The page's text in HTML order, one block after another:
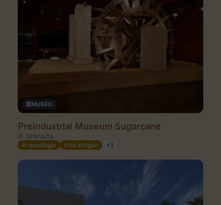
MUSEO
Preindustrial Museum Sugarcane
Granada
Arqueología Arte antiguo +3